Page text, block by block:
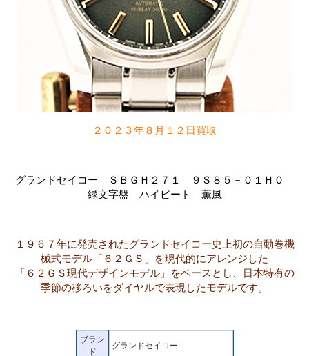
２０２３年８月１２日買取
グランドセイコー ＳＢＧＨ２７１ ９Ｓ８５－０１Ｈ０
緑文字盤 ハイビート 薫風
１９６７年に発売されたグランドセイコー史上初の自動巻機
械式モデル「６２ＧＳ」を現代的にアレンジした
「６２ＧＳ現代デザインモデル」をベースとし、日本特有の
季節の移ろいをダイヤルで表現したモデルです。
ブラン
ド
グランドセイコー